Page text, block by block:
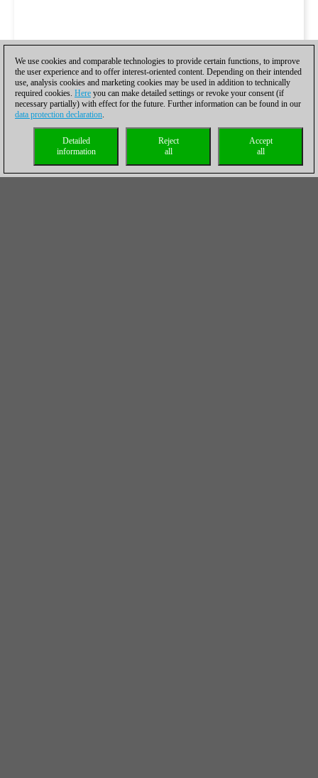
We use cookies and comparable technologies to provide certain functions, to improve
the user experience and to offer interest-oriented content. Depending on their intended
use, analysis cookies and marketing cookies may be used in addition to technically
required cookies. Here you can make detailed settings or revoke your consent (if
necessary partially) with effect for the future. Further information can be found in our
data protection declaration.
Accept
all
Reject
all
Detailed
information